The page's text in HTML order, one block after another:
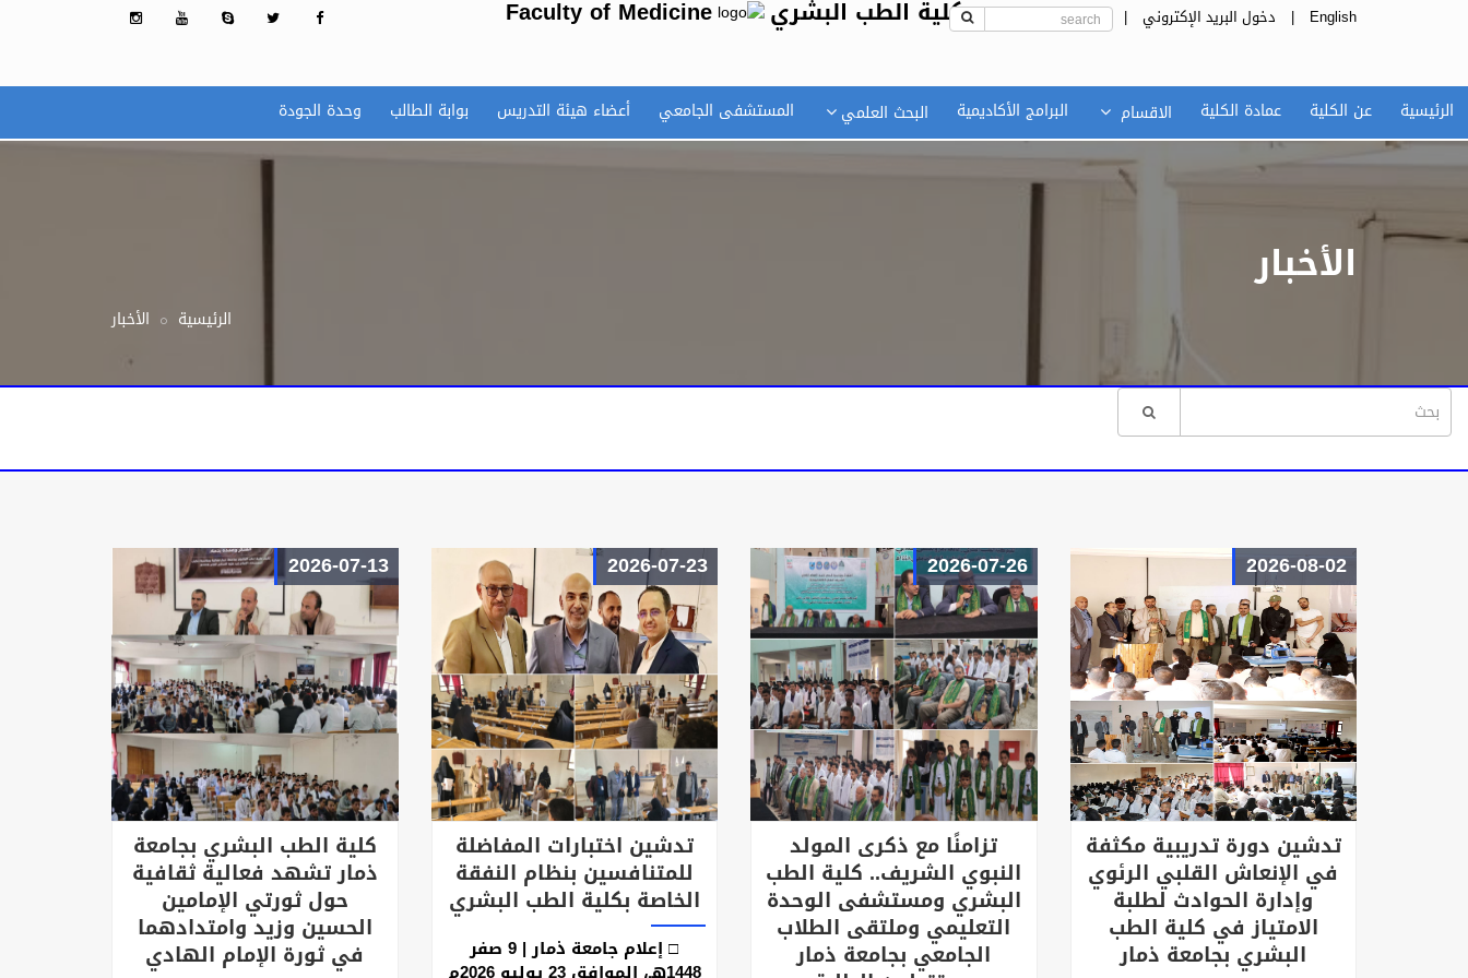
English
| دخول البريد الإكتروني | كلية الطب البشري Faculty of Medicine
الرئيسية عن الكلية عمادة الكلية الاقسام البرامج الأكاديمية البحث العلمي المستشفى الجامعي أعضاء هيئة التدريس بوابة الطالب وحدة الجودة
الأخبار
الرئيسية الأخبار
2026-08-02
تدشين دورة تدريبية مكثفة
في الإنعاش القلبي الرئوي
وإدارة الحوادث لطلبة
الامتياز في كلية الطب
البشري بجامعة ذمار
2026-07-26
تزامنًا مع ذكرى المولد
النبوي الشريف.. كلية الطب
البشري ومستشفى الوحدة
التعليمي وملتقى الطلاب
الجامعي بجامعة ذمار
2026-07-23
تدشين اختبارات المفاضلة
للمتنافسين بنظام النفقة
الخاصة بكلية الطب البشري
□ إعلام جامعة ذمار | 9 صفر
2026-07-13
كلية الطب البشري بجامعة
ذمار تشهد فعالية ثقافية
حول ثورتي الإمامين
الحسين وزيد وامتدادهما
في ثورة الإمام الهادي